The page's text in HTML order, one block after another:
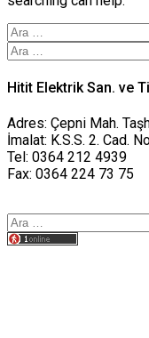
Arama:
Arama:
Hitit Elektrik San. ve
Adres: Çepni Mah.
İmalat: K.S.S. 2. Cad.
Tel: 0364 212 4939
Fax: 0364 224 73 75
Arama: